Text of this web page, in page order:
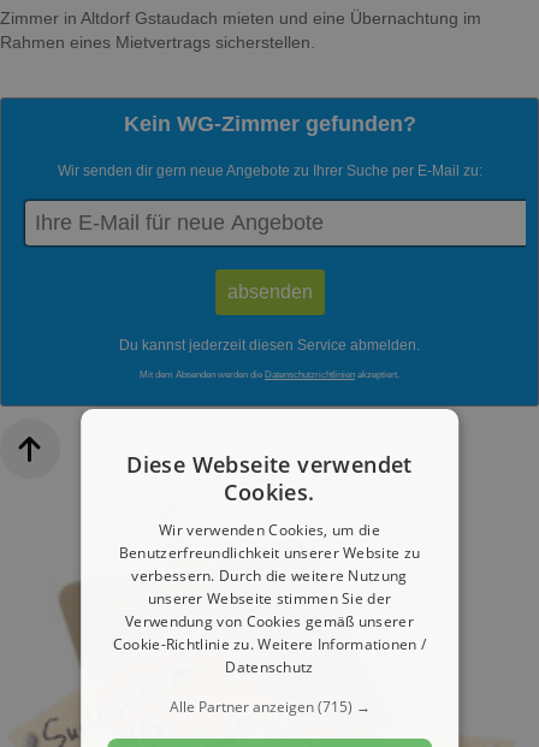
Zimmer in Altdorf Gstaudach mieten und eine Übernachtung im
Rahmen eines Mietvertrags sicherstellen.
Kein WG-Zimmer gefunden?
Wir senden dir gern neue Angebote zu Ihrer Suche per E-Mail zu:
Du kannst jederzeit diesen Service abmelden.
Mit dem Absenden werden die Datenschutzrichtlinien akzeptiert.
Diese Webseite verwendet
Cookies.
Wir verwenden Cookies, um die
Benutzerfreundlichkeit unserer Website zu
verbessern. Durch die weitere Nutzung
unserer Webseite stimmen Sie der
Verwendung von Cookies gemäß unserer
Cookie-Richtlinie zu.Weitere Informationen /
Datenschutz
Alle Partner anzeigen(715) →